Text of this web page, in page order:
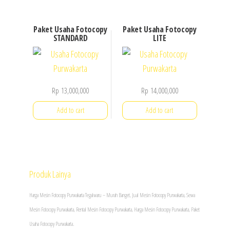
page
page
Paket Usaha Fotocopy
STANDARD
Rp 13,000,000
Add to cart
Paket Usaha Fotocopy
LITE
Rp 14,000,000
Add to cart
Produk Lainya
Harga Mesin Fotocopy Purwakarta Tegalwaru – Murah Banget, Jual Mesin FotocopyPurwakarta, Sewa
Mesin Fotocopy Purwakarta, Rental Mesin Fotocopy Purwakarta, Harga Mesin Fotocopy Purwakarta, Paket
Usaha Fotocopy Purwakarta.